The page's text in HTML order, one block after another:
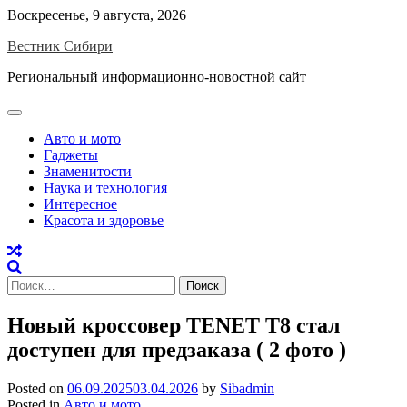
Skip
content
Воскресенье, 9 августа, 2026
Вестник Сибири
Региональный информационно-новостной сайт
Авто и мото
Гаджеты
Знаменитости
Наука и технология
Интересное
Красота и здоровье
Найти:
Новый кроссовер TENET T8 стал
доступен для предзаказа ( 2 фото )
Posted on 06.09.202503.04.2026 by Sibadmin